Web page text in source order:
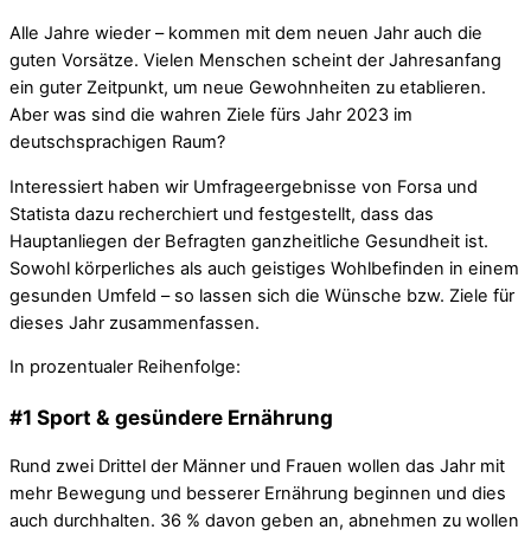
Alle Jahre wieder – kommen mit dem neuen Jahr auch die
guten Vorsätze. Vielen Menschen scheint der Jahresanfang
ein guter Zeitpunkt, um neue Gewohnheiten zu etablieren.
Aber was sind die wahren Ziele fürs Jahr 2023 im
deutschsprachigen Raum?
Interessiert haben wir Umfrageergebnisse von Forsa und
Statista dazu recherchiert und festgestellt, dass das
Hauptanliegen der Befragten ganzheitliche Gesundheit ist.
Sowohl körperliches als auch geistiges Wohlbefinden in einem
gesunden Umfeld – so lassen sich die Wünsche bzw. Ziele für
dieses Jahr zusammenfassen.
In prozentualer Reihenfolge:
#1 Sport & gesündere Ernährung
Rund zwei Drittel der Männer und Frauen wollen das Jahr mit
mehr Bewegung und besserer Ernährung beginnen und dies
auch durchhalten. 36 % davon geben an, abnehmen zu wollen